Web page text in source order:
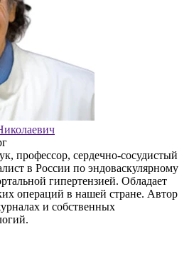
профессор, сердечно-сосудистый
в России по эндоваскулярному
гипертензией. Обладает
операций в нашей стране. Автор
и собственных